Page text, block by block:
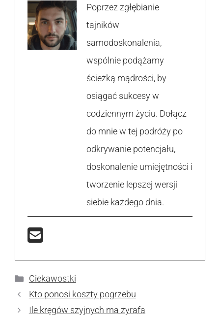
Poprzez zgłębianie
tajników
samodoskonalenia,
wspólnie podążamy
ścieżką mądrości, by
osiągać sukcesy w
codziennym życiu. Dołącz
do mnie w tej podróży po
odkrywanie potencjału,
doskonalenie umiejętności i
tworzenie lepszej wersji
siebie każdego dnia.
Kategorie
Ciekawostki
Kto ponosi koszty pogrzebu
Ile kręgów szyjnych ma żyrafa